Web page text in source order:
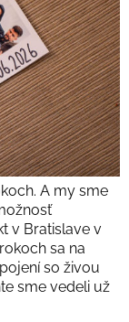
A my sme
v Bratislave v
sa na
so živou
sme vedeli už